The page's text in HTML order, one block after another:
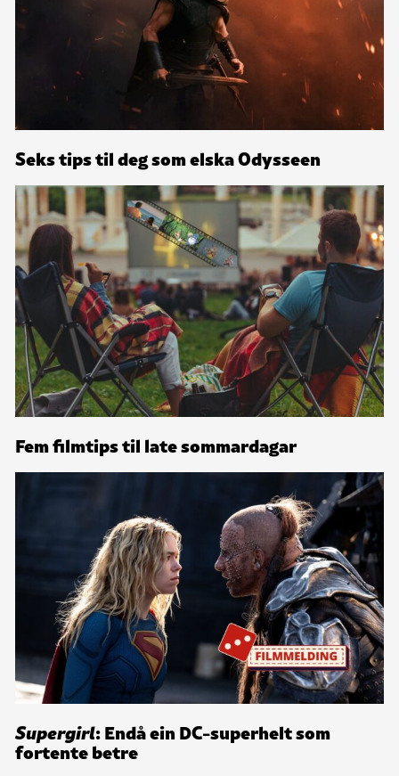
Seks tips til deg som elska Odysseen
Fem filmtips til late sommardagar
Supergirl: Endå ein DC-superhelt som
fortente betre